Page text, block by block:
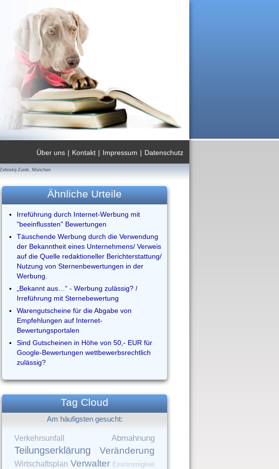
Datenschutz
|
Impressum
|
Kontakt
|
Über uns
Zunik, München
Ähnliche Urteile
Irreführung durch Internet-Werbung mit
"beeinflussten" Bewertungen
Täuschende Werbung durch die Verwendung
der Bekanntheit eines Unternehmens/ Verweis
auf die Quelle redaktioneller Berichterstattung/
Nutzung von Sternenbewertungen in der
Werbung.
„Bekannt aus…“ - Werbung zulässig? /
Irreführung mit Sternebewertung
Warengutscheine für die Abgabe von
Empfehlungen auf Internet-
Bewertungsportalen
Sind Gutscheinen in Höhe von 50,- EUR für
Google-Bewertungen wettbewerbsrechtlich
zulässig?
Tag Cloud
Am häufigsten gesucht:
Verkehrsunfall Abmahnung
Teilungserklärung Veränderung
Wirtschaftsplan Verwalter Einstimmigkeit